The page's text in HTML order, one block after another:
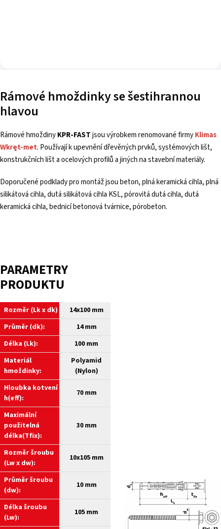
Rámové hmoždinky se šestihrannou
hlavou
Rámové hmoždinyKPR-FASTjsou výrobkem renomované firmyKlimas
Wkręt-met. Používají k upevnění dřevěných prvků, systémových lišt,
konstrukčních lišt a ocelových profilů a jiných na stavební materiály.
Doporučené podklady pro montáž jsou beton, plná keramická cihla, plná
silikátová cihla, dutá silikátová cihla KSL, pórovitá dutá cihla, dutá
keramická cihla, bednicí betonová tvárnice, pórobeton.
PARAMETRY
PRODUKTU
Rozměr (Lk x dk)
14x100 mm
Průměr (dk):
14 mm
Délka (Lk):
100 mm
Materiál
hmoždinky:
Polyamid
(Nylon)
Hloubka kotvení
h(eff):
70 mm
Maximální
použitelná
délka(Tfix):
30 mm
Rozměr šroubu
(Lw x dw):
10x105 mm
Průměr šroubu
(dw):
10 mm
Délka šroubu
(Lw):
105 mm